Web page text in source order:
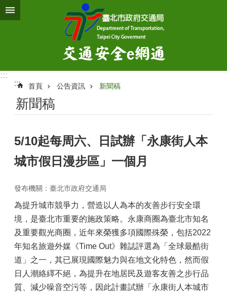
跳到主要內容區塊
:::
:::
首頁 公告資訊 新聞稿
新聞稿
5/10起每周六、日試辦「永康街人本
城市假日漫步區」一個月
發布機關：臺北市政府交通局
為提升城市競爭力，營造以人為本的友善步行安全環
境，是臺北市重要的施政策略。永康商圈為臺北市知名
及重要觀光商圈，近年來榮獲多項國際殊榮，包括2022
年知名旅遊外媒《Time Out》雜誌評選為「全球最酷街
道」之一，其已展現國際魅力與在地文化特色，然而假
日人潮絡繹不絕，為提升在地居民及遊客友善之步行品
質、減少噪音空污等，因此計畫試辦「永康街人本城市